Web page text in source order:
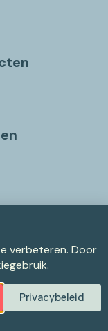
verbeteren. Door
Privacybeleid